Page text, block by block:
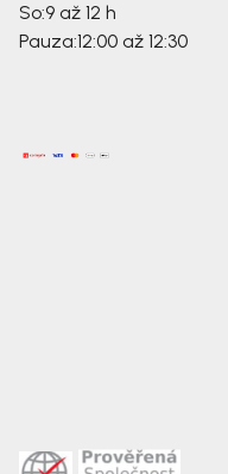
So:9 až 12 h
Pauza:12:00 až 12:30